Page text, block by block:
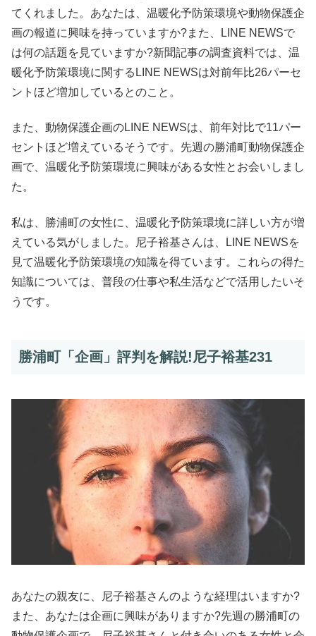
てくれました。あなたは、温暖化予防策環境や動物保護企
画の報道に興味を持っていますか?また、LINE NEWSで
は何の話題を見ていますか?新聞記事の調査資料では、温
暖化予防策環境に関するLINE NEWSは対前年比26パーセ
ントほど増加しているとのこと。
また、動物保護企画のLINE NEWSは、前年対比で11パー
セントほど増えているそうです。先週の勝浦町動物保護企
画で、温暖化予防策環境に興味がある女性とお会いしまし
た。
私は、勝浦町の女性に、温暖化予防策環境に詳しい方が増
えている気がしました。尼子裕基さんは、LINE NEWSを
見て温暖化予防策環境の知識を得ています。これらの得た
知識については、普段の仕事や私生活などで活用したいそ
うです。
勝浦町「企画」評判を解説!尼子裕基231
あなたの親友に、尼子裕基さんのような経理はいますか?
また、あなたは企画に興味がありますか?先週の勝浦町の